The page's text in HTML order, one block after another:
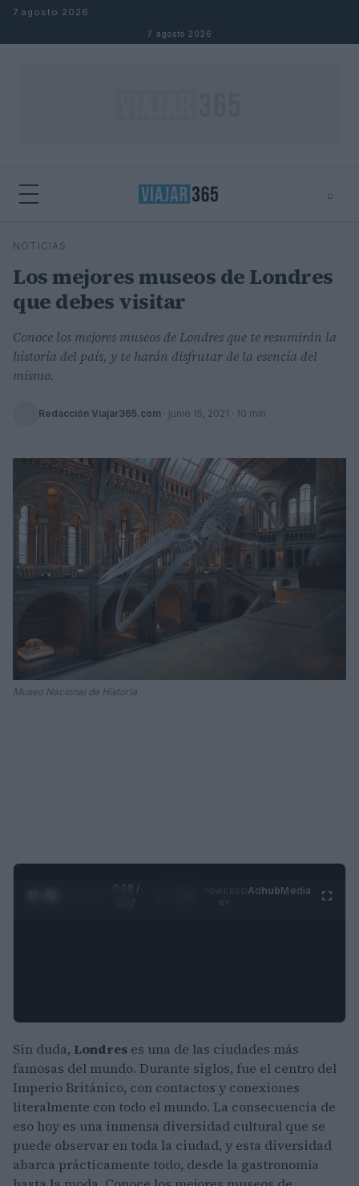
Saltar al contenido
7 agosto 2026
7 agosto 2026
⌕
Buscar
NOTICIAS
Los mejores museos de Londres
que debes visitar
Conoce los mejores museos de Londres que te resumirán la
historia del país, y te harán disfrutar de la esencia del
mismo.
Redacción Viajar365.com · junio 15, 2021 · 10 min
Museo Nacional de Historia
0:29 /
AdhubMedia
Sin duda, Londres es una de las ciudades más
famosas del mundo. Durante siglos, fue el centro del
Imperio Británico, con contactos y conexiones
literalmente con todo el mundo. La consecuencia de
eso hoy es una inmensa diversidad cultural que se
puede observar en toda la ciudad, y esta diversidad
abarca prácticamente todo, desde la gastronomía